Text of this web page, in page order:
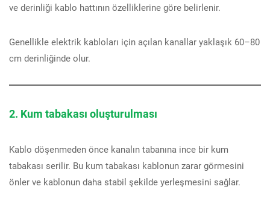
ve derinliği kablo hattının özelliklerine göre belirlenir.
Genellikle elektrik kabloları için açılan kanallar yaklaşık 60–80
cm derinliğinde olur.
2. Kum tabakası oluşturulması
Kablo döşenmeden önce kanalın tabanına ince bir kum
tabakası serilir. Bu kum tabakası kablonun zarar görmesini
önler ve kablonun daha stabil şekilde yerleşmesini sağlar.